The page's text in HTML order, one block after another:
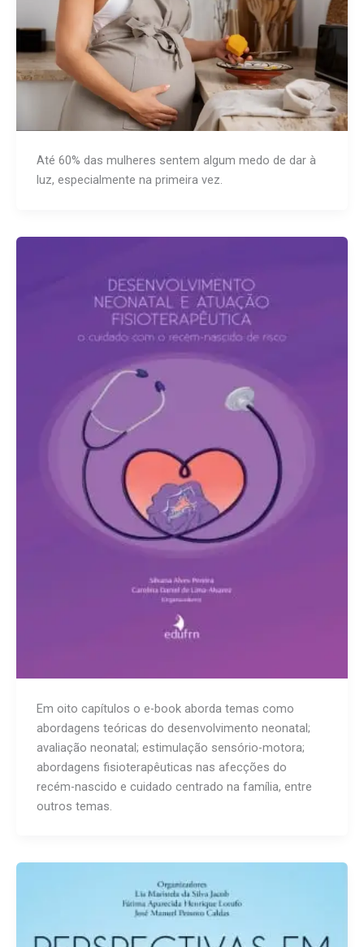
Até 60% das mulheres sentem algum medo de dar à
luz, especialmente na primeira vez.
Em oito capítulos o e-book aborda temas como
abordagens teóricas do desenvolvimento neonatal;
avaliação neonatal; estimulação sensório-motora;
abordagens fisioterapêuticas nas afecções do
recém-nascido e cuidado centrado na família, entre
outros temas.